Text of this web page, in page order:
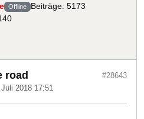
Offline Beiträge: 5173
road
2018 17:51
#28643